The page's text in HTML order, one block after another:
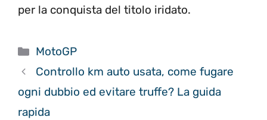
per la conquista del titolo iridato.
Categorie
MotoGP
Controllo km auto usata, come fugare
ogni dubbio ed evitare truffe? La guida
rapida